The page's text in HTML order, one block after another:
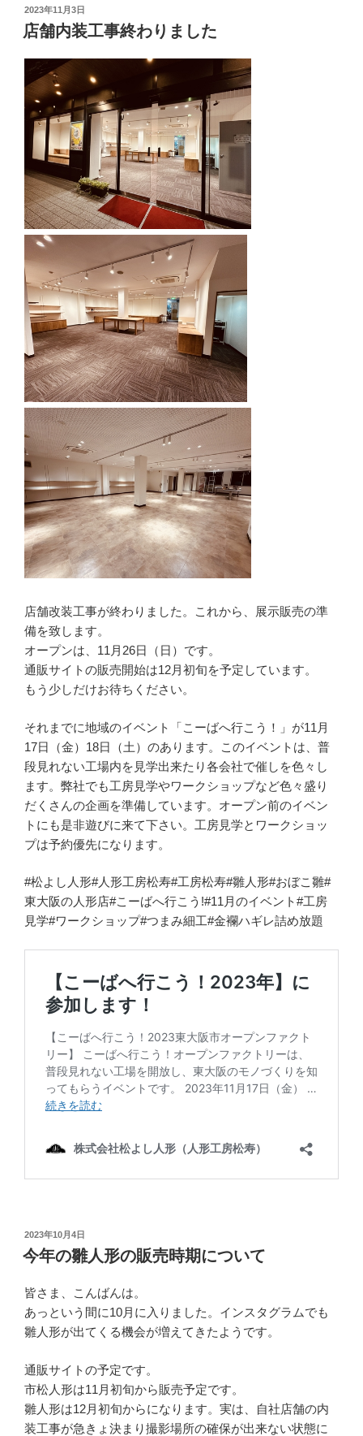
投
稿
日:
2023年11月3日
店舗内装工事終わりました
店舗改装工事が終わりました。これから、展示販売の準
備を致します。
オープンは、11月26日（日）です。
通販サイトの販売開始は12月初旬を予定しています。
もう少しだけお待ちください。
それまでに地域のイベント「こーばへ行こう！」が11月
17日（金）18日（土）のあります。このイベントは、普
段見れない工場内を見学出来たり各会社で催しを色々し
ます。弊社でも工房見学やワークショップなど色々盛り
だくさんの企画を準備しています。オープン前のイベン
トにも是非遊びに来て下さい。工房見学とワークショッ
プは予約優先になります。
#松よし人形#人形工房松寿#工房松寿#雛人形#おぼこ雛#
東大阪の人形店#こーばへ行こう!#11月のイベント#工房
見学#ワークショップ#つまみ細工#金襴ハギレ詰め放題
投
稿
日:
2023年10月4日
今年の雛人形の販売時期について
皆さま、こんばんは。
あっという間に10月に入りました。インスタグラムでも
雛人形が出てくる機会が増えてきたようです。
通販サイトの予定です。
市松人形は11月初旬から販売予定です。
雛人形は12月初旬からになります。実は、自社店舗の内
装工事が急きょ決まり撮影場所の確保が出来ない状態に